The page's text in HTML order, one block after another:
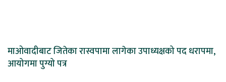
माओवादीबाट जितेका रास्वपामा लागेका उपाध्यक्षको पद धरापमा,
आयोगमा पुग्यो पत्र